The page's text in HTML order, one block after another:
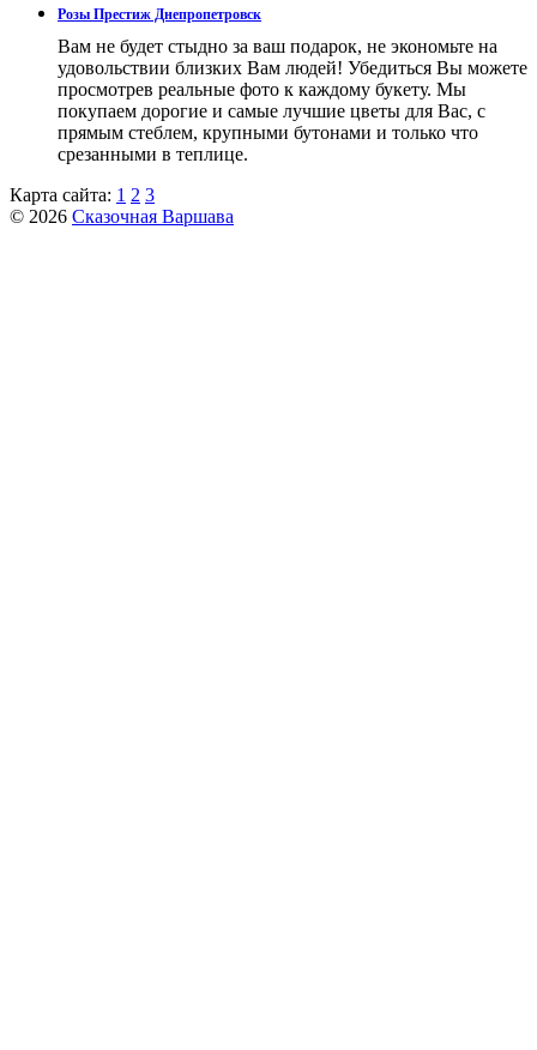
Розы Престиж Днепропетровск
Вам не будет стыдно за ваш подарок, не экономьте на
удовольствии близких Вам людей! Убедиться Вы можете
просмотрев реальные фото к каждому букету. Мы
покупаем дорогие и самые лучшие цветы для Вас, с
прямым стеблем, крупными бутонами и только что
срезанными в теплице.
Карта сайта: 1 2 3
© 2026 Сказочная Варшава